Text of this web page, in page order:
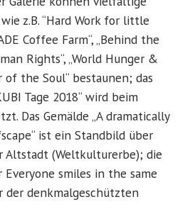
z.B. “Hard Work for little
Coffee Farm“, „Behind the
Rights“, „World Hunger &
of the Soul“ bestaunen; das
Tage 2018“ wird beim
Das Gemälde „A dramatically
ist ein Standbild über
Altstadt (Weltkulturerbe); die
smiles in the same
der denkmalgeschützten